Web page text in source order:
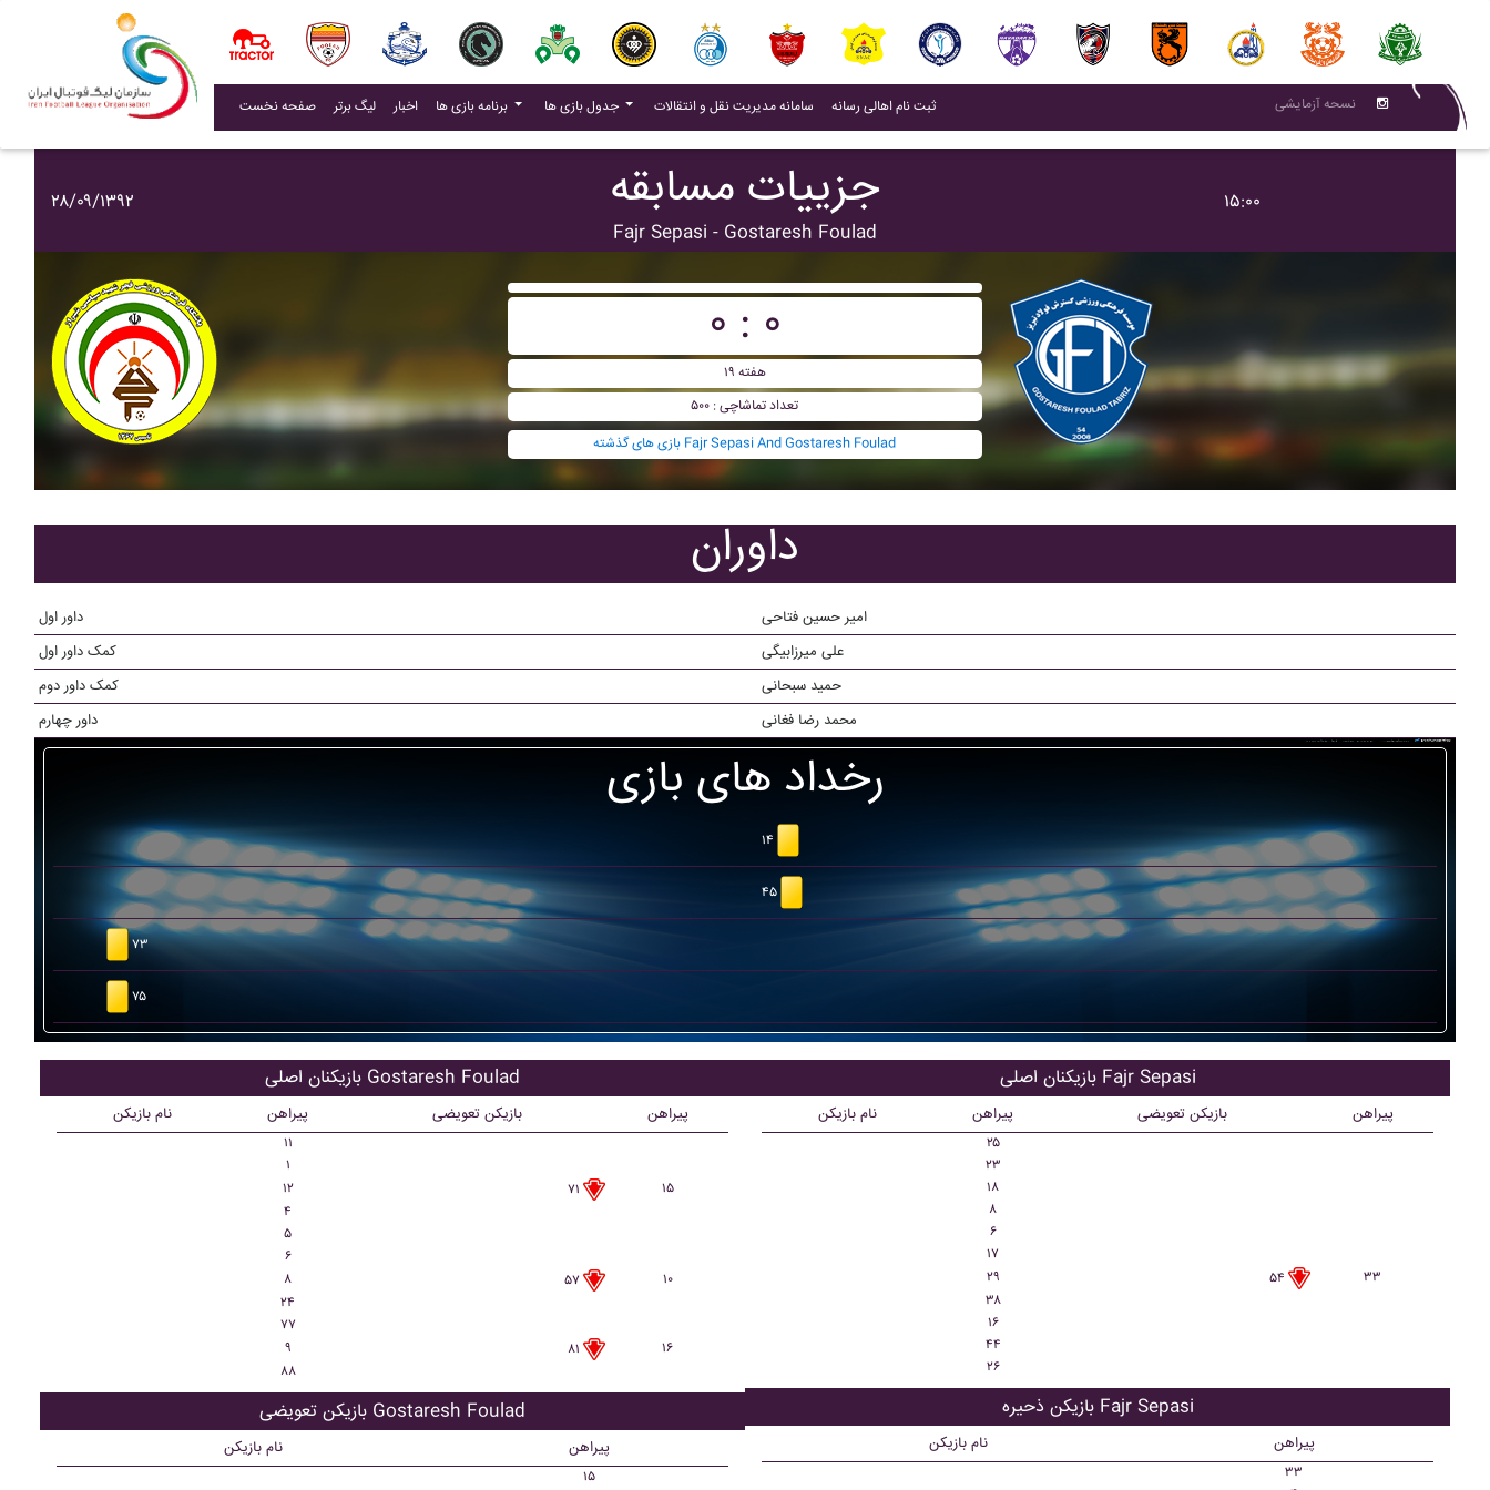
صفحه نخست لیگ برتر اخبار(current) برنامه بازی ها جدول بازی ها سامانه مدیریت نقل و انتقالات (current)
ثبت نام اهالی رسانه(current) نسحه آزمایشی
۲۸/۰۹/۱۳۹۲ جزییات مسابقه
Fajr Sepasi - Gostaresh Foulad
۱۵:۰۰
۰ : ۰
هفته ۱۹
تعداد تماشاچی : ۵۰۰
بازی های گذشته Fajr Sepasi And Gostaresh Foulad
داوران
داور اول
امیر حسین فتاحی
کمک داور اول
علی میرزابیگی
کمک داور دوم
حمید سبحانی
داور چهارم
محمد رضا فغانی
رخداد های بازی
۱۴
۴۵
۷۳
۷۵
بازیکنان اصلی Gostaresh Foulad
نام بازیکن پیراهن بازیکن تعویضی پیراهن
۱۱
۱
۱۲
۷۱
۱۵
۴
۵
۶
۸
۵۷
۱۰
۲۴
۷۷
۹
۸۱
۱۶
۸۸
بازیکن تعویضی Gostaresh Foulad
نام بازیکن پیراهن
۱۵
بازیکنان اصلی Fajr Sepasi
نام بازیکن پیراهن بازیکن تعویضی پیراهن
۲۵
۲۳
۱۸
۸
۶
۱۷
۲۹
۵۴
۳۳
۳۸
۱۶
۴۴
۲۶
بازیکن ذحیره Fajr Sepasi
نام بازیکن پیراهن
۳۳